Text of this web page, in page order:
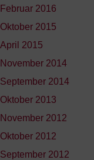
Februar 2016
Oktober 2015
April 2015
November 2014
September 2014
Oktober 2013
November 2012
Oktober 2012
September 2012